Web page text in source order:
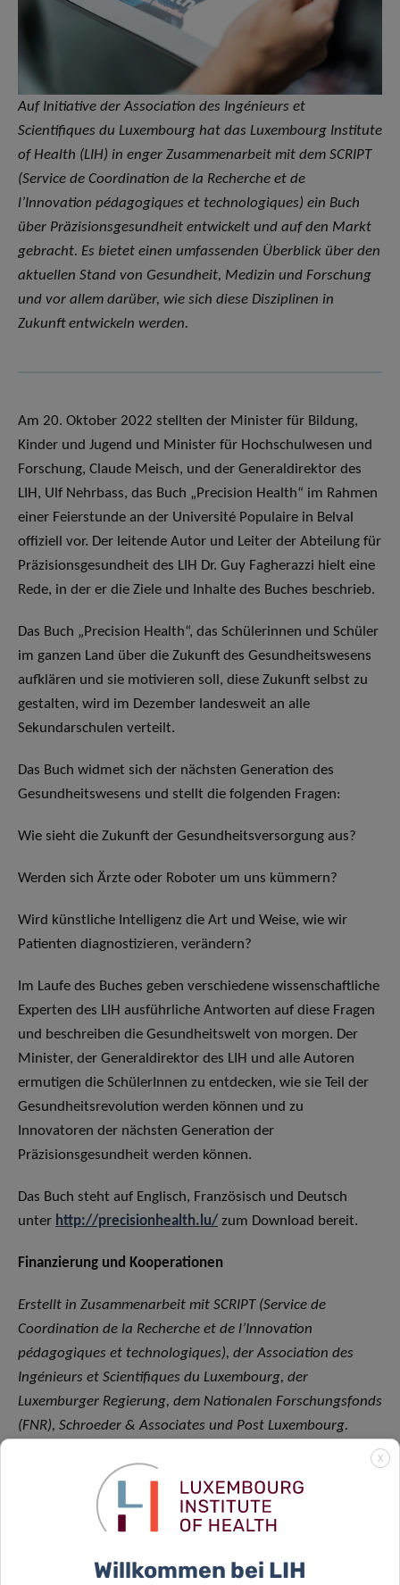
Auf Initiative der Association des Ingénieurs et
Scientifiques du Luxembourg hat das Luxembourg Institute
of Health (LIH) in enger Zusammenarbeit mit dem SCRIPT
(Service de Coordination de la Recherche et de
l’Innovation pédagogiques et technologiques) ein Buch
über Präzisionsgesundheit entwickelt und auf den Markt
gebracht. Es bietet einen umfassenden Überblick über den
aktuellen Stand von Gesundheit, Medizin und Forschung
und vor allem darüber, wie sich diese Disziplinen in
Zukunft entwickeln werden.
Am 20. Oktober 2022 stellten der Minister für Bildung,
Kinder und Jugend und Minister für Hochschulwesen und
Forschung, Claude Meisch, und der Generaldirektor des
LIH, Ulf Nehrbass, das Buch „Precision Health“ im Rahmen
einer Feierstunde an der Université Populaire in Belval
offiziell vor. Der leitende Autor und Leiter der Abteilung für
Präzisionsgesundheit des LIH Dr. Guy Fagherazzi hielt eine
Rede, in der er die Ziele und Inhalte des Buches beschrieb.
Das Buch „Precision Health“, das Schülerinnen und Schüler
im ganzen Land über die Zukunft des Gesundheitswesens
aufklären und sie motivieren soll, diese Zukunft selbst zu
gestalten, wird im Dezember landesweit an alle
Sekundarschulen verteilt.
Das Buch widmet sich der nächsten Generation des
Gesundheitswesens und stellt die folgenden Fragen:
Wie sieht die Zukunft der Gesundheitsversorgung aus?
Werden sich Ärzte oder Roboter um uns kümmern?
Wird künstliche Intelligenz die Art und Weise, wie wir
Patienten diagnostizieren, verändern?
Im Laufe des Buches geben verschiedene wissenschaftliche
Experten des LIH ausführliche Antworten auf diese Fragen
und beschreiben die Gesundheitswelt von morgen. Der
Minister, der Generaldirektor des LIH und alle Autoren
ermutigen die SchülerInnen zu entdecken, wie sie Teil der
Gesundheitsrevolution werden können und zu
Innovatoren der nächsten Generation der
Präzisionsgesundheit werden können.
Das Buch steht auf Englisch, Französisch und Deutsch
unter http://precisionhealth.lu/ zum Download bereit.
Finanzierung und Kooperationen
Erstellt in Zusammenarbeit mit SCRIPT (Service de
Coordination de la Recherche et de l’Innovation
pédagogiques et technologiques), der Association des
Ingénieurs et Scientifiques du Luxembourg, der
Luxemburger Regierung, dem Nationalen Forschungsfonds
(FNR), Schroeder & Associates und Post Luxembourg.
SCIENTIFIC CONTACT
X
Willkommen bei LIH